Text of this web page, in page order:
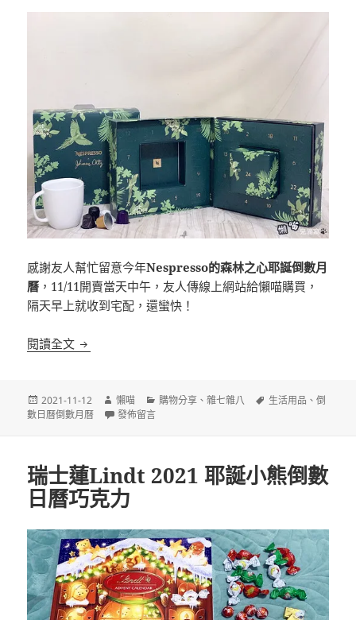
感謝友人幫忙留意今年Nespresso的森林之心耶誕倒數月
曆 ，11/11開賣當天中午，友人傳線上網站給懶喵購買，
隔天早上就收到宅配，還蠻快！
閱讀全文 Nespresso 2021 森林之心耶誕倒數月曆
發
佈
2021-11-12
作
者
懶喵
分
購物分享 、雜七雜八
標
生活用品 、倒
數日曆倒數月曆
在〈Nespresso 2021 森林之心耶誕倒數月曆〉
發佈留言
瑞士蓮Lindt 2021 耶誕小熊倒數
日曆巧克力